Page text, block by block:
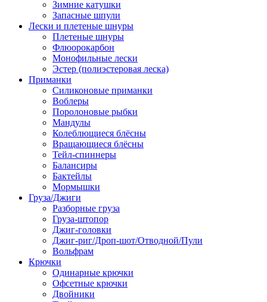
Зимние катушки
Запасные шпули
Лески и плетеные шнуры
Плетеные шнуры
Флюорокарбон
Монофильные лески
Эстер (полиэстеровая леска)
Приманки
Силиконовые приманки
Воблеры
Поролоновые рыбки
Мандулы
Колеблющиеся блёсны
Вращающиеся блёсны
Тейл-спиннеры
Балансиры
Бактейлы
Мормышки
Груза/Джиги
Разборные груза
Груза-штопор
Джиг-головки
Джиг-риг/Дроп-шот/Отводной/Пули
Вольфрам
Крючки
Одинарные крючки
Офсетные крючки
Двойники